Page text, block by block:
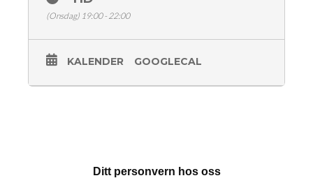
Torbjørn Melbye
Konferansier Sofie Frøysaa
(Onsdag) 19:00 - 22:00
KALENDER GOOGLECAL
Ditt personvern hos oss